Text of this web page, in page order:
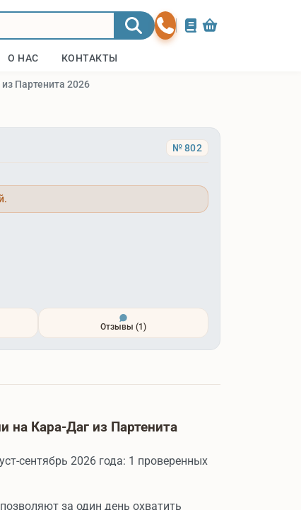
О НАС КОНТАКТЫ
Партенита 2026
№ 802
Отзывы(1)
на Кара-Даг из Партенита
сентябрь 2026 года: 1 проверенных
за один день охватить